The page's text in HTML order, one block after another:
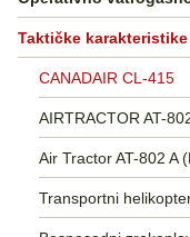
Taktičke karakteristike
CANADAIR CL-415
AIRTRACTOR AT-
Air Tractor AT-802 A
Transportni